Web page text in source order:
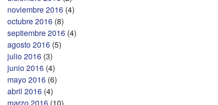
noviembre 2016 (4)
octubre 2016 (8)
septiembre 2016 (4)
agosto 2016 (5)
julio 2016 (3)
junio 2016 (4)
mayo 2016 (6)
abril 2016 (4)